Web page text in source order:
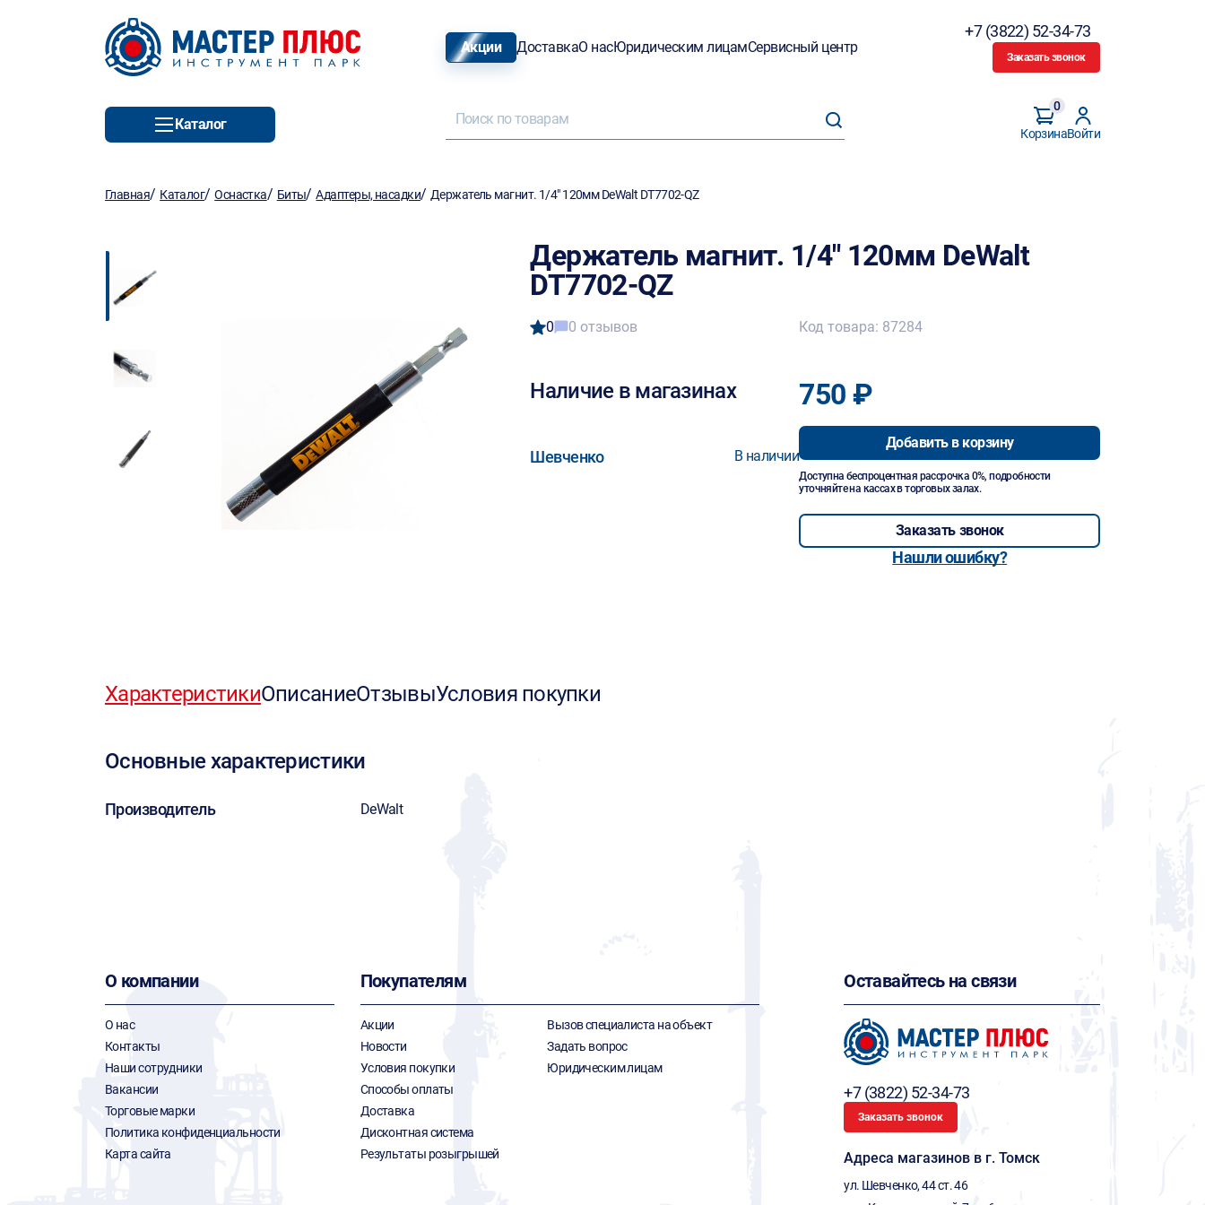
Акции ДоставкаО насЮридическим лицамСервисный центр
+7 (3822) 52-34-73
Заказать звонок
Каталог
Корзина
0
Войти
Главная/ Каталог/Оснастка/ Биты/Адаптеры, насадки/ Держатель магнит. 1/4" 120мм DeWalt DT7702-QZ
Держатель магнит. 1/4" 120мм DeWalt
DT7702-QZ
0 0 отзывов
Наличие в магазинах
Шевченко В наличии
Код товара: 87284
750 ₽
Добавить в корзину
Доступна беспроцентная рассрочка 0%, подробности
уточняйте на кассах в торговых залах.
Заказать звонок
Нашли ошибку?
ХарактеристикиОписаниеОтзывыУсловия покупки
Основные характеристики
Производитель DeWalt
О компании
О нас
Контакты
Наши сотрудники
Вакансии
Торговые марки
Политика конфиденциальности
Карта сайта
Покупателям
Акции
Новости
Условия покупки
Способы оплаты
Доставка
Дисконтная система
Результаты розыгрышей
Вызов специалиста на объект
Задать вопрос
Юридическим лицам
Оставайтесь на связи
+7 (3822) 52-34-73
Заказать звонок
Адреса магазинов в г. Томск
ул. Шевченко, 44 ст. 46